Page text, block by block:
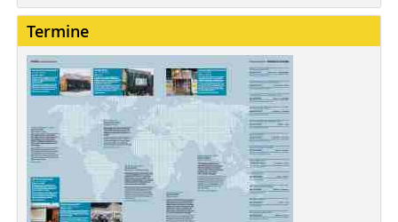
Termine